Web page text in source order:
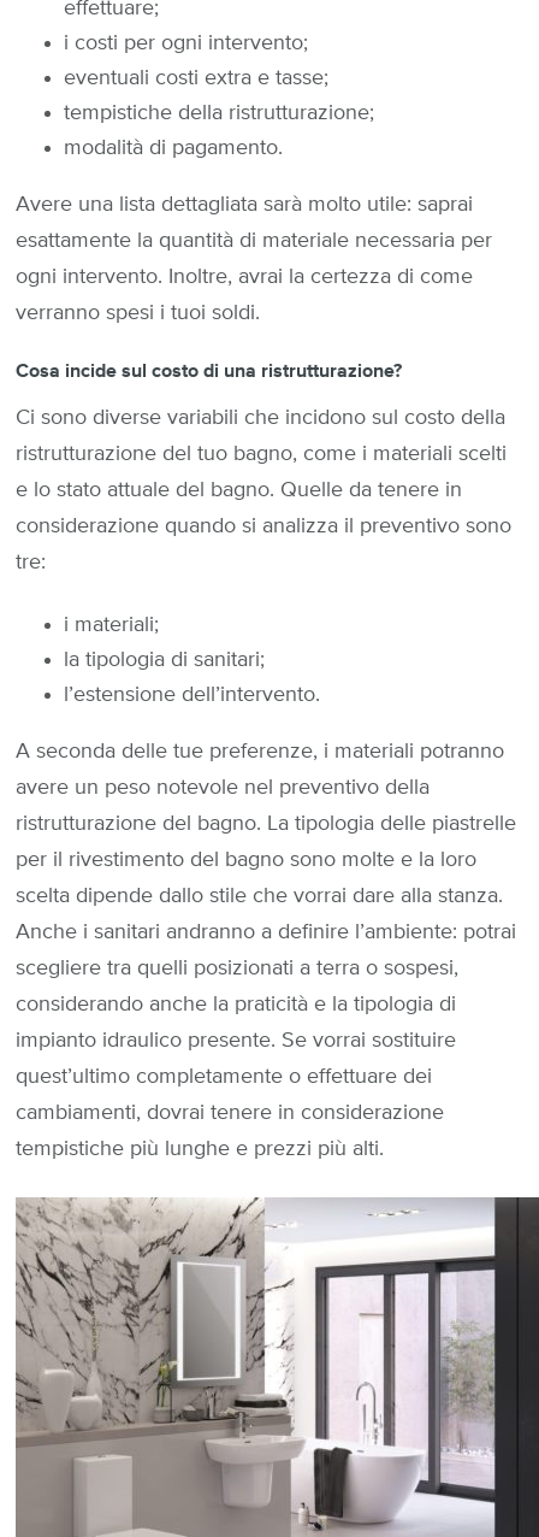
effettuare;
i costi per ogni intervento;
eventuali costi extra e tasse;
tempistiche della ristrutturazione;
modalità di pagamento.
Avere una lista dettagliata sarà molto utile: saprai
esattamente la quantità di materiale necessaria per
ogni intervento. Inoltre, avrai la certezza di come
verranno spesi i tuoi soldi.
Cosa incide sul costo di una ristrutturazione?
Ci sono diverse variabili che incidono sul costo della
ristrutturazione del tuo bagno, come i materiali scelti
e lo stato attuale del bagno. Quelle da tenere in
considerazione quando si analizza il preventivo sono
tre:
i materiali;
la tipologia di sanitari;
l’estensione dell’intervento.
A seconda delle tue preferenze, i materiali potranno
avere un peso notevole nel preventivo della
ristrutturazione del bagno. La tipologia delle piastrelle
per il rivestimento del bagno sono molte e la loro
scelta dipende dallo stile che vorrai dare alla stanza.
Anche i sanitari andranno a definire l’ambiente: potrai
scegliere tra quelli posizionati a terra o sospesi,
considerando anche la praticità e la tipologia di
impianto idraulico presente. Se vorrai sostituire
quest’ultimo completamente o effettuare dei
cambiamenti, dovrai tenere in considerazione
tempistiche più lunghe e prezzi più alti.